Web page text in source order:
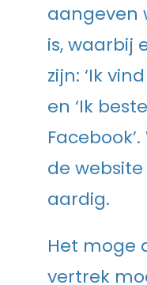
aangeven
is, waarbij
zijn: ‘Ik
en ‘Ik
de
aardig.
Het moge
vertrek